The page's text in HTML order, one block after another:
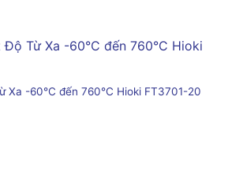
Xa -60°C đến 760°C Hioki FT3701-20